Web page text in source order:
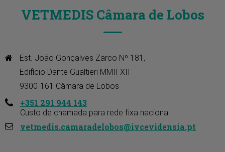
VETMEDIS Câmara de Lobos
Est. João Gonçalves Zarco Nº 181,
Edifício Dante Gualtieri MMII XII
9300-161 Câmara de Lobos
+351 291 944 143
Custo de chamada para rede fixa nacional
vetmedis.camaradelobos@ivcevidensia.pt